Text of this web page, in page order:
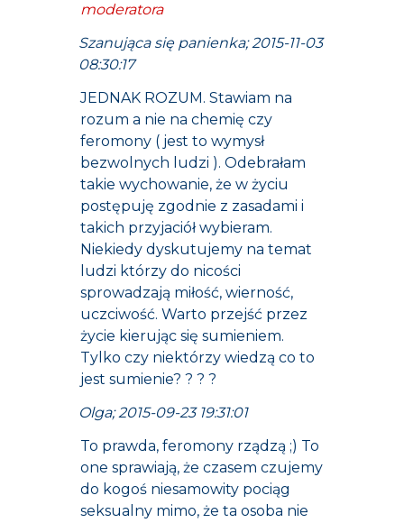
moderatora
Szanująca się panienka; 2015-11-03
08:30:17
JEDNAK ROZUM. Stawiam na
rozum a nie na chemię czy
feromony ( jest to wymysł
bezwolnych ludzi ). Odebrałam
takie wychowanie, że w życiu
postępuję zgodnie z zasadami i
takich przyjaciół wybieram.
Niekiedy dyskutujemy na temat
ludzi którzy do nicości
sprowadzają miłość, wierność,
uczciwość. Warto przejść przez
życie kierując się sumieniem.
Tylko czy niektórzy wiedzą co to
jest sumienie? ? ? ?
Olga; 2015-09-23 19:31:01
To prawda, feromony rządzą ;) To
one sprawiają, że czasem czujemy
do kogoś niesamowity pociąg
seksualny mimo, że ta osoba nie